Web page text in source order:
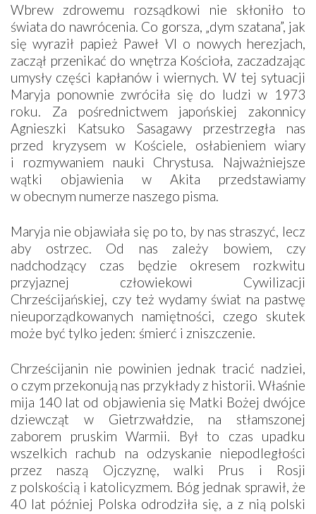
Wbrew zdrowemu rozsądkowi nie skłoniło to
świata do nawrócenia. Co gorsza, „dym szatana”, jak
się wyraził papież Paweł VI o nowych herezjach,
zaczął przenikać do wnętrza Kościoła, zaczadzając
umysły części kapłanów i wiernych. W tej sytuacji
Maryja ponownie zwróciła się do ludzi w 1973
roku. Za pośrednictwem japońskiej zakonnicy
Agnieszki Katsuko Sasagawy przestrzegła nas
przed kryzysem w Kościele, osłabieniem wiary
i rozmywaniem nauki Chrystusa. Najważniejsze
wątki objawienia w Akita przedstawiamy
w obecnym numerze naszego pisma.
Maryja nie objawiała się po to, by nas straszyć, lecz
aby ostrzec. Od nas zależy bowiem, czy
nadchodzący czas będzie okresem rozkwitu
przyjaznej człowiekowi Cywilizacji
Chrześcijańskiej, czy też wydamy świat na pastwę
nieuporządkowanych namiętności, czego skutek
może być tylko jeden: śmierć i zniszczenie.
Chrześcijanin nie powinien jednak tracić nadziei,
o czym przekonują nas przykłady z historii. Właśnie
mija 140 lat od objawienia się Matki Bożej dwójce
dziewcząt w Gietrzwałdzie, na stłamszonej
zaborem pruskim Warmii. Był to czas upadku
wszelkich rachub na odzyskanie niepodległości
przez naszą Ojczyznę, walki Prus i Rosji
z polskością i katolicyzmem. Bóg jednak sprawił, że
40 lat później Polska odrodziła się, a z nią polski